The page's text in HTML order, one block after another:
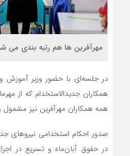
مهرآفرین ها هم رتبه بندی می
در جلسه‌ای با حضور وزیر آموزش
همه همکاران مهرآفرین نیز
صدور احکام استخدامی نیروهای
در حقوق آبان‌ماه و تسریع در